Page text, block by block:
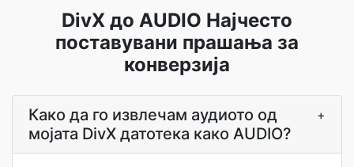
DivX до AUDIO Најчесто
поставувани прашања за
конверзија
Како да го извлечам аудиото од
мојата DivX датотека како AUDIO?
+